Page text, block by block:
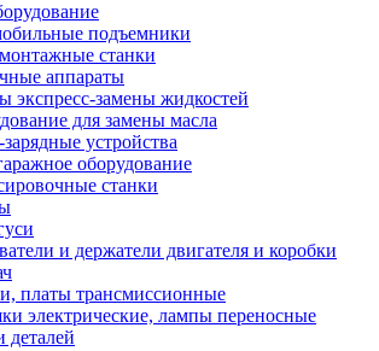
подъемники
станки
аппараты
экспресс-замены жидкостей
для замены масла
устройства
оборудование
станки
и держатели двигателя и коробки
платы трансмиссионные
электрические, лампы переносные